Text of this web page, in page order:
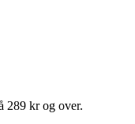
289 kr og over.